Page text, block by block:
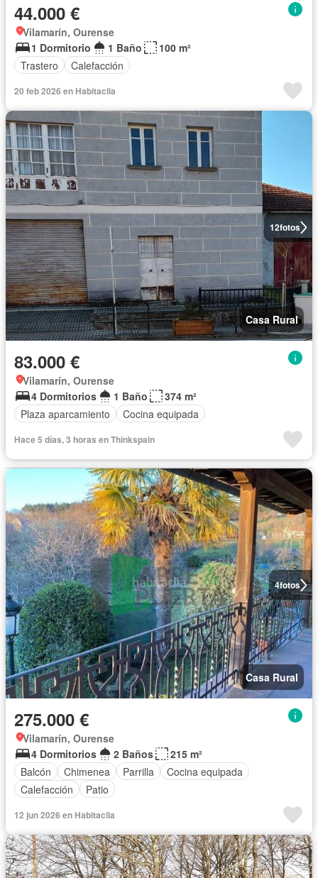
44.000 €
Vilamarín, Ourense
1 Dormitorio
1 Baño
100 m²
Trastero
Calefacción
20 feb 2026 en Habitaclia
12fotos
Casa Rural
83.000 €
Vilamarín, Ourense
4 Dormitorios
1 Baño
374 m²
Plaza aparcamiento
Cocina equipada
Hace 5 días, 3 horas en Thinkspain
4fotos
Casa Rural
275.000 €
Vilamarín, Ourense
4 Dormitorios
2 Baños
215 m²
Balcón
Chimenea Parrilla
Cocina equipada
Calefacción
Patio
12 jun 2026 en Habitaclia